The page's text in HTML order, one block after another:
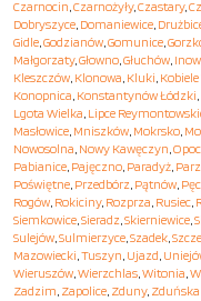
Czarnocin,Czarnożyły,Czastary,
Dobryszyce, Domaniewice,
Gidle,Godzianów,Gomunice,
Małgorzaty,Głowno,Głuchów,
Kleszczów, Klonowa, Kluki,
Konopnica, Konstantynów Łódzki,
Lgota Wielka, Lipce
Masłowice, Mniszków, Mokrsko,
Nowosolna, Nowy Kawęczyn,
Pabianice, Pajęczno, Paradyż,
Poświętne, Przedbórz, Pątnów,
Rogów, Rokiciny, Rozprza, Rusiec,
Siemkowice,Sieradz,Skierniewice,
Sulejów,Sulmierzyce,Szadek,
Mazowiecki,Tuszyn, Ujazd,
Wieruszów,Wierzchlas,Witonia,
Zadzim, Zapolice, Zduny,